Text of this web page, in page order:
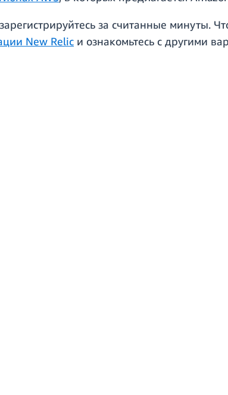
за считанные минуты.
New Relic и ознакомьтесь с другими